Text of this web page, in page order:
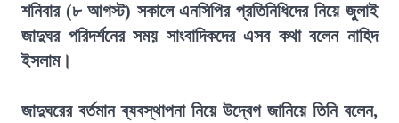
শনিবার (৮ আগস্ট) সকালে এনসিপির প্রতিনিধিদের নিয়ে জুলাই
জাদুঘর পরিদর্শনের সময় সাংবাদিকদের এসব কথা বলেন নাহিদ
ইসলাম।
জাদুঘরের বর্তমান ব্যবস্থাপনা নিয়ে উদ্বেগ জানিয়ে তিনি বলেন,